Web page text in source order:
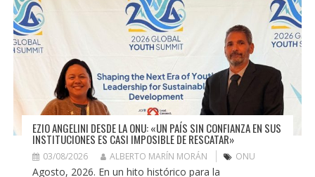
EZIO ANGELINI DESDE LA ONU: «UN PAÍS SIN CONFIANZA EN SUS
INSTITUCIONES ES CASI IMPOSIBLE DE RESCATAR»
03/08/2026 ALBERTO MARÍN MORÁN ONU
Agosto, 2026. En un hito histórico para la